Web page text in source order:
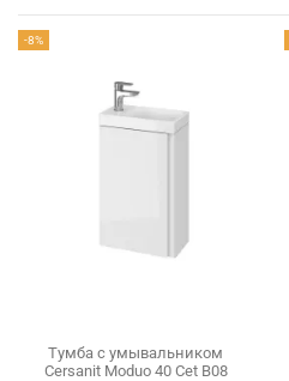
-8%
Тумба с умывальником
Cersanit Moduo 40 Cet B08